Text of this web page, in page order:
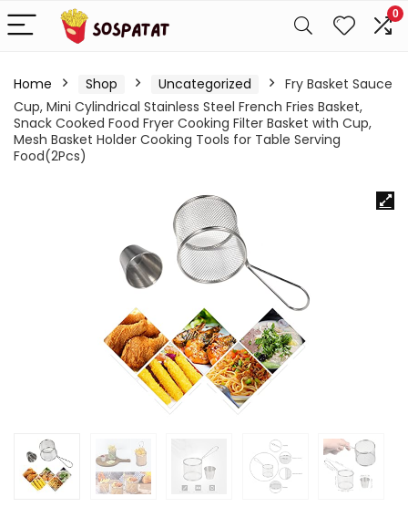
0
Home Shop Uncategorized
Fry Basket Sauce
Cup, Mini Cylindrical Stainless Steel French Fries Basket,
Snack Cooked Food Fryer Cooking Filter Basket with Cup,
Mesh Basket Holder Cooking Tools for Table Serving
Food(2Pcs)